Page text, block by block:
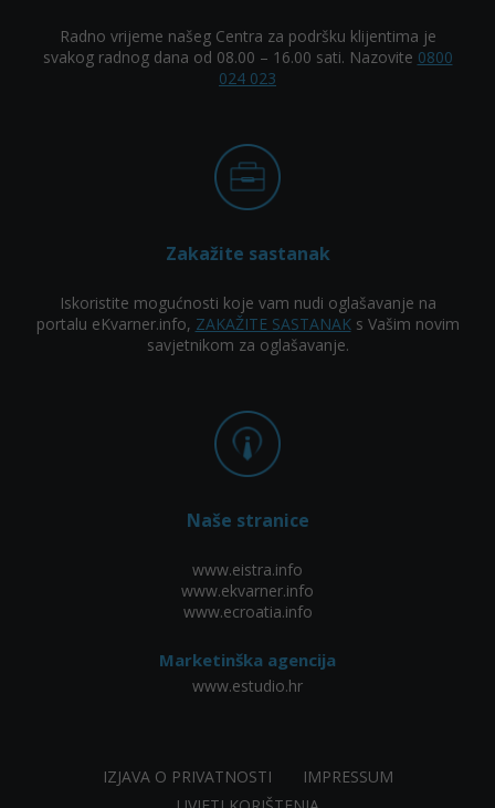
Radno vrijeme našeg Centra za podršku klijentima je
svakog radnog dana od 08.00 – 16.00 sati. Nazovite 0800
024 023
Zakažite sastanak
Iskoristite mogućnosti koje vam nudi oglašavanje na
portalu eKvarner.info, ZAKAŽITE SASTANAKs Vašim novim
savjetnikom za oglašavanje.
Naše stranice
www.eistra.info
www.ekvarner.info
www.ecroatia.info
Marketinška agencija
www.estudio.hr
IZJAVA O PRIVATNOSTI
IMPRESSUM